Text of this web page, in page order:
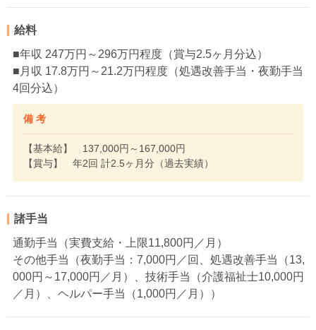
給料
■年収 247万円～296万円程度（賞与2.5ヶ月分込）
■月収 17.8万円～21.2万円程度（処遇改善手当・夜勤手当
4回分込）
備 考
【基本給】 137,000円～167,000円
【賞与】 年2回 計2.5ヶ月分（過去実績）
諸手当
通勤手当（実費支給・上限11,800円／月）
その他手当（夜勤手当：7,000円／回、処遇改善手当（13,
000円～17,000円／月）、技術手当（介護福祉士10,000円
／月）、ヘルパー手当（1,000円／月））